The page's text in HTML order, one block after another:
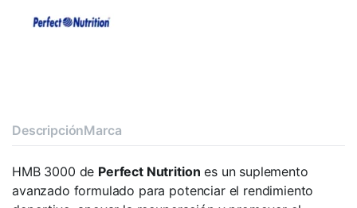
DescripciónMarca
HMB 3000 de Perfect Nutrition es un suplemento
avanzado formulado para potenciar el rendimiento